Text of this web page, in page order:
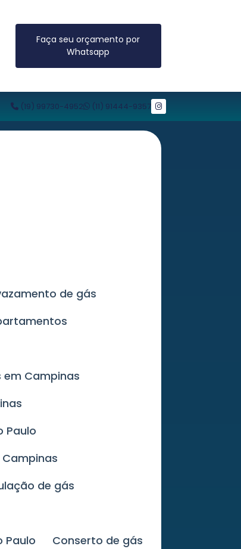
Faça seu orçamento por
Whatsapp
(19) 99730-4952 (11) 91444-9357
de gás
em Campinas
Paulo
de gás
Paulo
Conserto de gás